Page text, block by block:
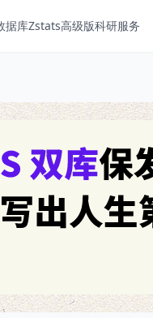
据库Zstats高级版科研服务